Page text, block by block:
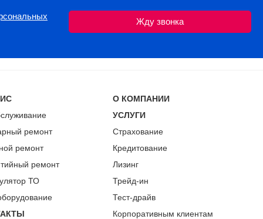
ремонт
ремонт
ремонт
ТО
О КОМПАНИИ
УСЛУГИ
Страхование
Кредитование
Лизинг
Трейд-ин
Тест-драйв
Корпоративным клиентам